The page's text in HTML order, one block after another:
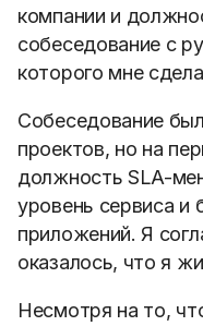
компании и
собеседование с
которого мне
Собеседование
проектов, но на
должность SLA-
уровень сервиса и
приложений. Я
оказалось, что я
Несмотря на то,